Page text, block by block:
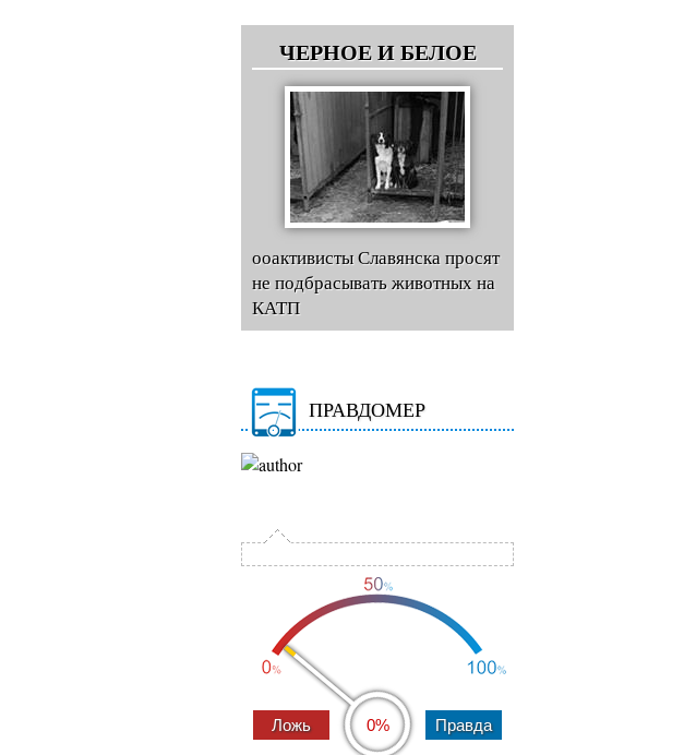
ЧЕРНОЕ И БЕЛОЕ
ооактивисты Славянска просят
не подбрасывать животных на
КАТП
ПРАВДОМЕР
0%